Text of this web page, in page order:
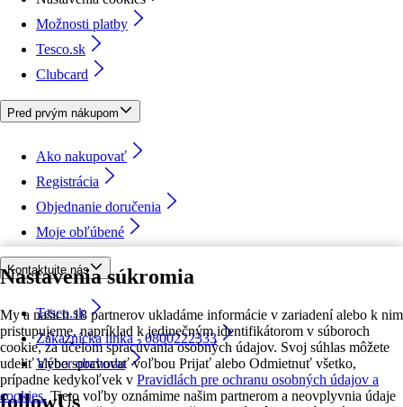
Nastavenia súkromia
My a našich 18 partnerov ukladáme informácie v zariadení alebo k nim
pristupujeme, napríklad k jedinečným identifikátorom v súboroch
cookie, za účelom spracúvania osobných údajov. Svoj súhlas môžete
udeliť alebo spravovať voľbou Prijať alebo Odmietnuť všetko,
prípadne kedykoľvek v Pravidlách pre ochranu osobných údajov a
cookies. Tieto voľby oznámime našim partnerom a neovplyvnia údaje
Možnosti platby
Tesco.sk
Clubcard
Pred prvým nákupom
Ako nakupovať
Registrácia
Objednanie doručenia
Moje obľúbené
Kontaktujte nás
Tesco.sk
Zákaznícka linka - 0800222333
Výber obchodu
followUs